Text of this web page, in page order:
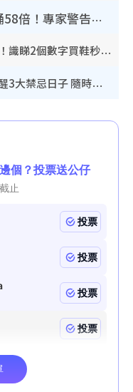
行李清潔｜車轆污糟過馬桶58倍！專家警告忌用酒精抹 教1招免污手除菌
New Balance型號密碼大公開！識睇2個數字買鞋秒知功能免中伏 附5大熱門鞋款
剪頭髮都要擇日？司徒法正提醒3大禁忌日子 隨時剪走財運！呢日剪髮恐「剪壽命」？